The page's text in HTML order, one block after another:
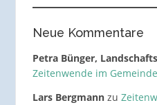
Neue Kommentare
Petra Bünger,
Zeitenwende im
Lars Bergmannzu